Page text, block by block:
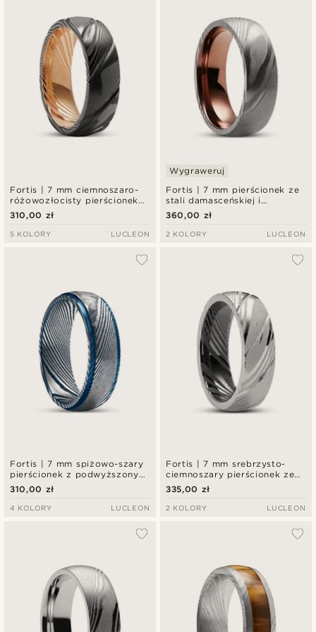
Fortis | 7 mm ciemnoszaro-
różowozłocisty pierścionek
ze stali damasceńskiej Tobias
310,00 zł
5 KOLORY LUCLEON
Fortis | 7 mm pierścionek ze
stali damasceńskiej i
rdzawego tytanu
Wygraweruj
360,00 zł
2 KOLORY LUCLEON
Fortis | 7 mm spiżowo-szary
pierścionek z podwyższonym
profilem ze srebrzystej stali
damasceńskiej z niebieskimi
krawędziami
310,00 zł
4 KOLORY LUCLEON
Fortis | 7 mm srebrzysto-
ciemnoszary pierścionek ze
stali damasceńskiej
335,00 zł
2 KOLORY LUCLEON